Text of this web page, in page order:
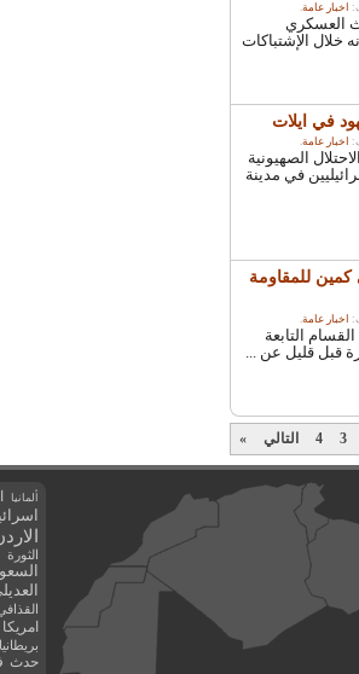
عامة.
الإشتباكات
في ايلات
عامة.
الصهيونية
في مدينة
كمين للمقاومة
عامة.
التابعة
قليل عن ...
التالي
ألمانيا
الاردن
الثورة
العديلي
القذافي
امريكا
بريطانيا
حدث